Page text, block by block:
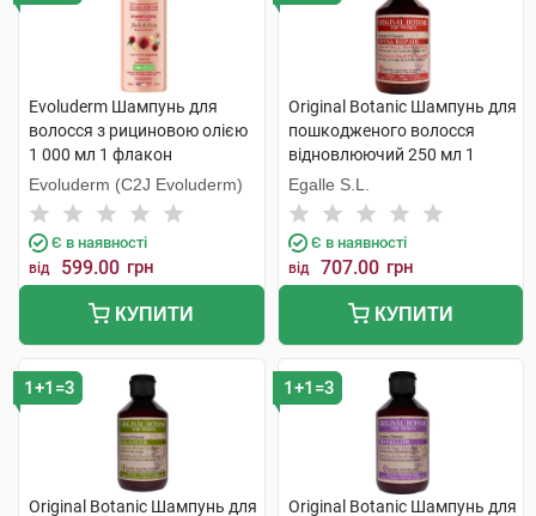
Evoluderm Шампунь для
волосся з рициновою олією
1 000 мл 1 флакон
Evoluderm (C2J Evoluderm)
Є в наявності
від 599.00 грн
КУПИТИ
Original Botanic Шампунь для
пошкодженого волосся
відновлюючий 250 мл 1
флакон
Egalle S.L.
Є в наявності
від 707.00 грн
КУПИТИ
1+1=3
Original Botanic Шампунь для
1+1=3
Original Botanic Шампунь для